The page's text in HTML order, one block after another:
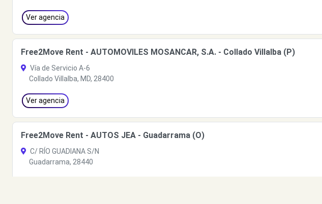
Ver agencia
Free2Move Rent - AUTOMOVILES MOSANCAR, S.A. - Collado Villalba (P)
Vía de Servicio A-6
Collado Villalba, MD, 28400
Ver agencia
Free2Move Rent - AUTOS JEA - Guadarrama (O)
C/ RÍO GUADIANA S/N
Guadarrama, 28440